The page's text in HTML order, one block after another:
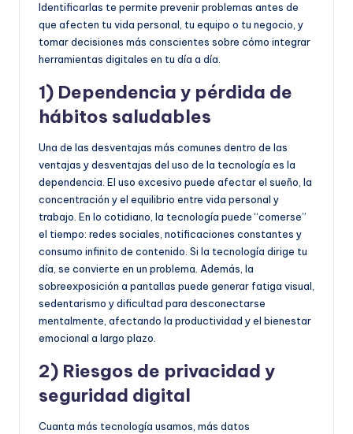
Identificarlas te permite prevenir problemas antes de
que afecten tu vida personal, tu equipo o tu negocio, y
tomar decisiones más conscientes sobre cómo integrar
herramientas digitales en tu día a día.
1) Dependencia y pérdida de
hábitos saludables
Una de las desventajas más comunes dentro de las
ventajas y desventajas del uso de la tecnología es la
dependencia. El uso excesivo puede afectar el sueño, la
concentración y el equilibrio entre vida personal y
trabajo. En lo cotidiano, la tecnología puede “comerse”
el tiempo: redes sociales, notificaciones constantes y
consumo infinito de contenido. Si la tecnología dirige tu
día, se convierte en un problema. Además, la
sobreexposición a pantallas puede generar fatiga visual,
sedentarismo y dificultad para desconectarse
mentalmente, afectando la productividad y el bienestar
emocional a largo plazo.
2) Riesgos de privacidad y
seguridad digital
Cuanta más tecnología usamos, más datos